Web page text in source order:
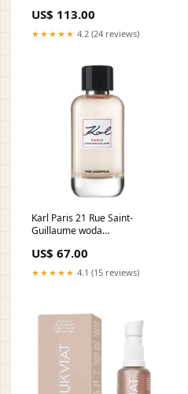
włosów blond 150ml
producent-Uppercut555029
US$ 113.00
★★★★★ 4.2 (24 reviews)
Karl Paris 21 Rue Saint-
Guillaume woda
Pojemność:100 ml
US$ 67.00
★★★★★ 4.1 (15 reviews)